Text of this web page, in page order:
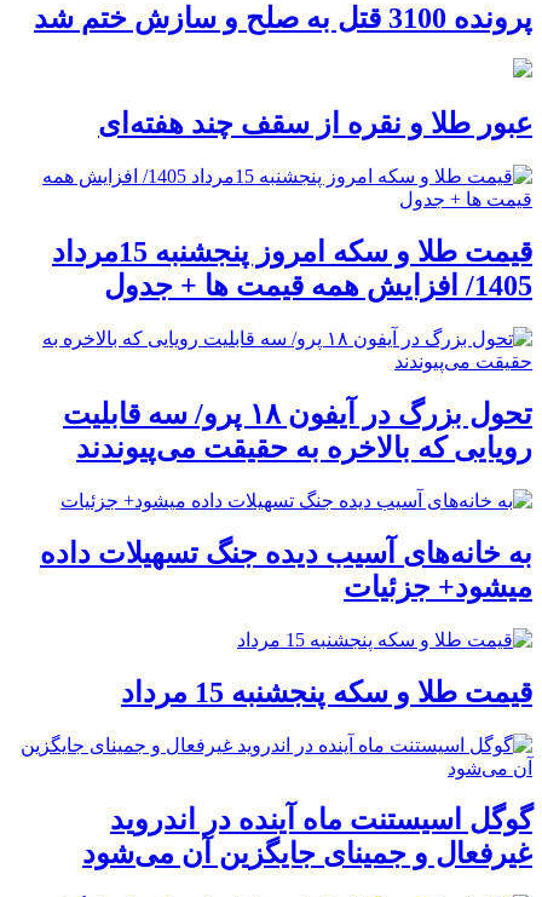
پرونده 3100 قتل به صلح و سازش ختم شد
عبور طلا و نقره از سقف چند هفته‌ای
قیمت طلا و سکه امروز پنجشنبه 15مرداد
1405/ افزایش همه قیمت ها + جدول
تحول بزرگ در آیفون ۱۸ پرو/ سه قابلیت
رویایی که بالاخره به حقیقت می‌پیوندند
به خانه‌های آسیب دیده جنگ تسهیلات داده
میشود+ جزئیات
قیمت طلا و سکه پنجشنبه 15 مرداد
گوگل اسیستنت ماه آینده در اندروید
غیرفعال و جمینای جایگزین آن می‌شود